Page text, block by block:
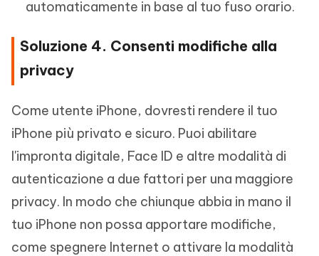
automaticamente in base al tuo fuso orario.
Soluzione 4. Consenti modifiche alla
privacy
Come utente iPhone, dovresti rendere il tuo
iPhone più privato e sicuro. Puoi abilitare
l'impronta digitale, Face ID e altre modalità di
autenticazione a due fattori per una maggiore
privacy. In modo che chiunque abbia in mano il
tuo iPhone non possa apportare modifiche,
come spegnere Internet o attivare la modalità